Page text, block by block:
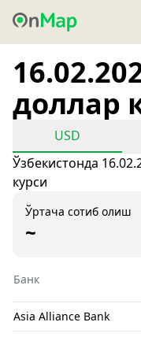
доллар
USD
Ўзбекистонда
курси
Ўртача сотиб олиш
~
Банк
Asia Alliance Bank